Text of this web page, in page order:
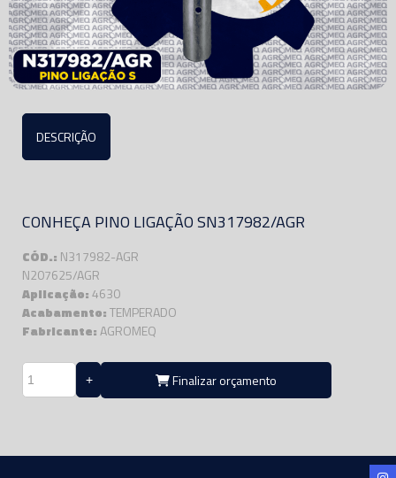
DESCRIÇÃO
CONHEÇA PINO LIGAÇÃO SN317982/AGR
CÓD.: N317982-AGR
N207625/AGR
Aplicação:4630
Acabamento:TEMPERADO
Fabricante:AGROMEQ
Finalizar orçamento